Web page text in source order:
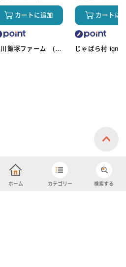
カートに追加
飯塚ファーム (ア
カートに
じゃばら村
ホーム カテゴリー 検索する